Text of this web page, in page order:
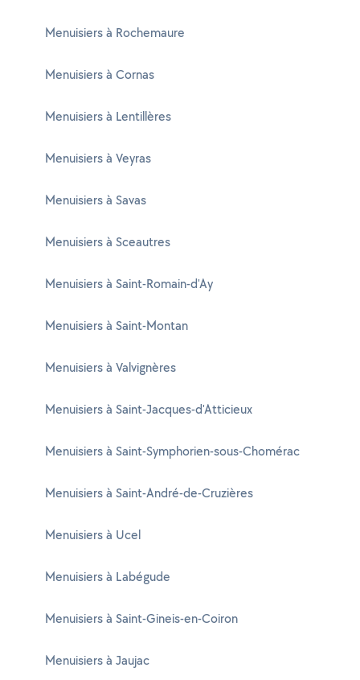
Menuisiers à Rochemaure
Menuisiers à Cornas
Menuisiers à Lentillères
Menuisiers à Veyras
Menuisiers à Savas
Menuisiers à Sceautres
Menuisiers à Saint-Romain-d'Ay
Menuisiers à Saint-Montan
Menuisiers à Valvignères
Menuisiers à Saint-Jacques-d'Atticieux
Menuisiers à Saint-Symphorien-sous-Chomérac
Menuisiers à Saint-André-de-Cruzières
Menuisiers à Ucel
Menuisiers à Labégude
Menuisiers à Saint-Gineis-en-Coiron
Menuisiers à Jaujac